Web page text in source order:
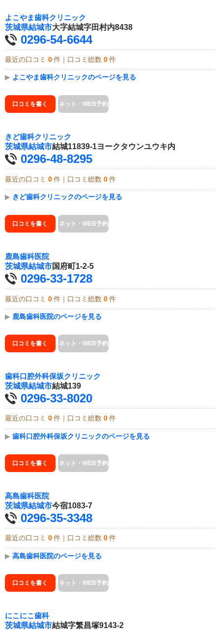
よこやま歯科クリニック
茨城県結城市大字結城字田村内8438
0296-54-6644
最近の口コミ 0 件｜口コミ総数 0 件
▶ よこやま歯科クリニックのページを見る
口コミを書く ネット・WEB予約
きど歯科クリニック
茨城県結城市結城11839-1ヨークタウンユウキ内
0296-48-8295
最近の口コミ 0 件｜口コミ総数 0 件
▶ きど歯科クリニックのページを見る
口コミを書く ネット・WEB予約
鹿島歯科医院
茨城県結城市国府町1-2-5
0296-33-1728
最近の口コミ 0 件｜口コミ総数 0 件
▶ 鹿島歯科医院のページを見る
口コミを書く ネット・WEB予約
歯科口腔外科保坂クリニック
茨城県結城市結城139
0296-33-8020
最近の口コミ 0 件｜口コミ総数 0 件
▶ 歯科口腔外科保坂クリニックのページを見る
口コミを書く ネット・WEB予約
高島歯科医院
茨城県結城市今宿1083-7
0296-35-3348
最近の口コミ 0 件｜口コミ総数 0 件
▶ 高島歯科医院のページを見る
口コミを書く ネット・WEB予約
にこにこ歯科
茨城県結城市結城字繁昌塚9143-2